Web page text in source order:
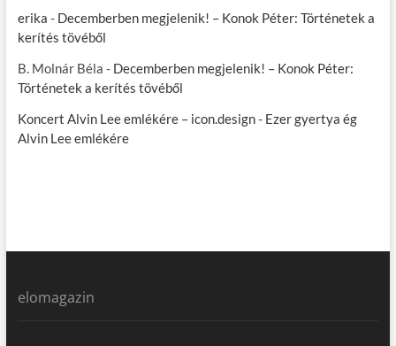
erika - Decemberben megjelenik! – Konok Péter: Történetek a
kerítés tövéből
B. Molnár Béla - Decemberben megjelenik! – Konok Péter:
Történetek a kerítés tövéből
Koncert Alvin Lee emlékére – icon.design- Ezer gyertya ég
Alvin Lee emlékére
elomagazin